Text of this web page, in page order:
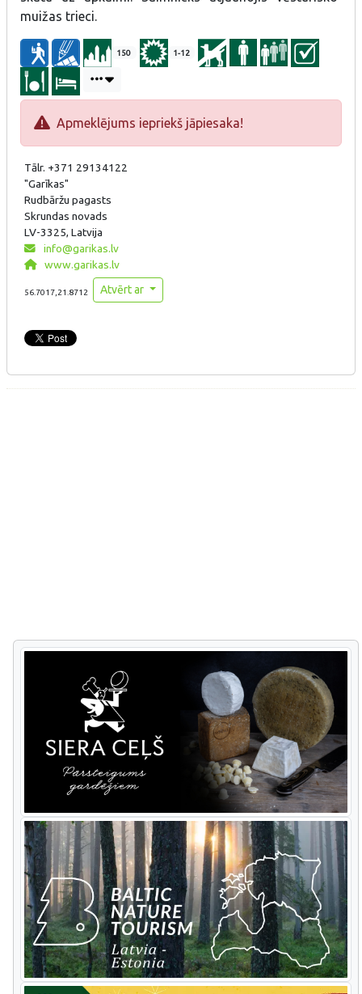
muižas trieci.
150 1-12
Apmeklējums iepriekš jāpiesaka!
Tālr. +371 29134122
"Garīkas"
Rudbāržu pagasts
Skrundas novads
LV-3325, Latvija
info@garikas.lv
www.garikas.lv
56.7017,21.8712 Atvērt ar